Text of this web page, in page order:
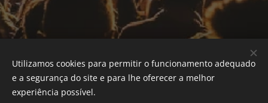
Utilizamos cookies para permitir o funcionamento adequado
e a segurança do site e para lhe oferecer a melhor
experiência possível.